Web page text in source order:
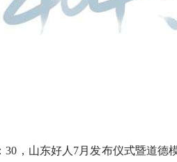
，山东好人7月发布仪式暨道德